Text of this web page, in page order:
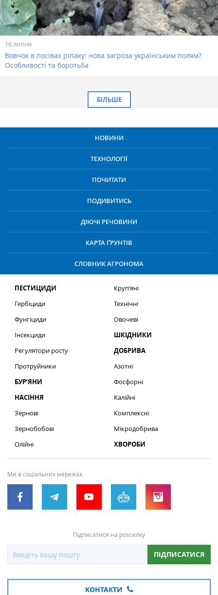
16 липня
Вовчок в посівах ріпаку: нова загроза українським полям?
Особливості та боротьба
БІЛЬШЕ
НОВИНИ
ТЕХНОЛОГІЇ
ПОЧИТАТИ
ПОДИВИТИСЬ
ДІЮЧІ РЕЧОВИНИ
КАРТА ҐРУНТІВ
СЛОВНИК АГРОНОМА
ПЕСТИЦИДИ
Гербіциди
Фунгіциди
Інсекциди
Регулятори росту
Протруйники
БУР’ЯНИ
НАСІННЯ
Зернові
Зернобобові
Олійні
Круп’яні
Технічні
Овочеві
ШКІДНИКИ
ДОБРИВА
Азотні
Фосфорні
Калійні
Комплексні
Мікродобрива
ХВОРОБИ
Ми в соціальних мережах
Підписатися на розсилку
ПІДПИСАТИСЯ
КОНТАКТИ